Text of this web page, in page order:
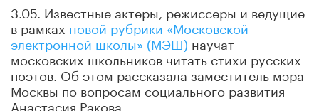
3.05. Известные актеры, режиссеры и ведущие
в рамках новой рубрики «Московской
электронной школы» (МЭШ) научат
московских школьников читать стихи русских
поэтов. Об этом рассказала заместитель мэра
Москвы по вопросам социального развития
Анастасия Ракова.